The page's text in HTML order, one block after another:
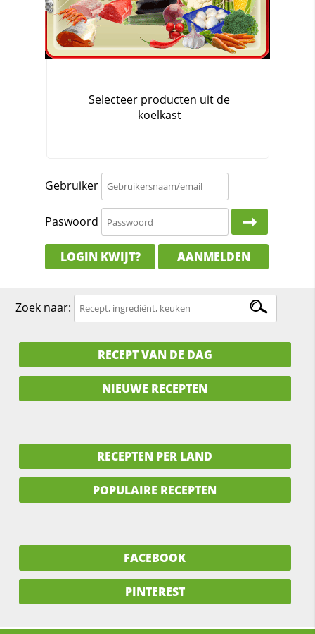
Gebruiker
Paswoord
LOGIN KWIJT? AANMELDEN
Zoek naar:
RECEPT VAN DE DAG
NIEUWE RECEPTEN
RECEPTEN PER LAND
POPULAIRE RECEPTEN
FACEBOOK
PINTEREST